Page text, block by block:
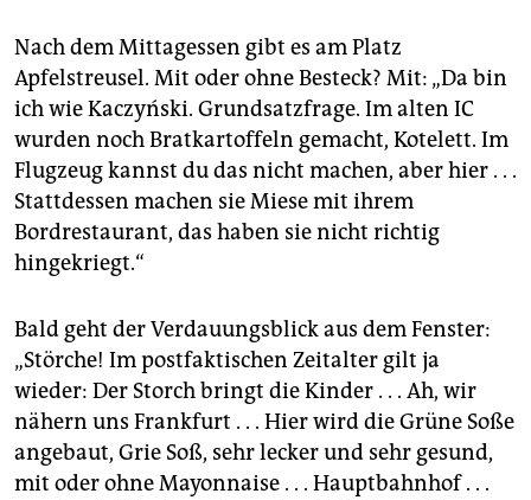
Nach dem Mittagessen gibt es am Platz
Apfelstreusel. Mit oder ohne Besteck? Mit: „Da bin
ich wie Kaczyński. Grundsatzfrage. Im alten IC
wurden noch Bratkartoffeln gemacht, Kotelett. Im
Flugzeug kannst du das nicht machen, aber hier . . .
Stattdessen machen sie Miese mit ihrem
Bordrestaurant, das haben sie nicht richtig
hingekriegt.“
Bald geht der Verdauungsblick aus dem Fenster:
„Störche! Im postfaktischen Zeitalter gilt ja
wieder: Der Storch bringt die Kinder . . . Ah, wir
nähern uns Frankfurt . . . Hier wird die Grüne Soße
angebaut, Grie Soß, sehr lecker und sehr gesund,
mit oder ohne Mayonnaise . . . Hauptbahnhof . . .